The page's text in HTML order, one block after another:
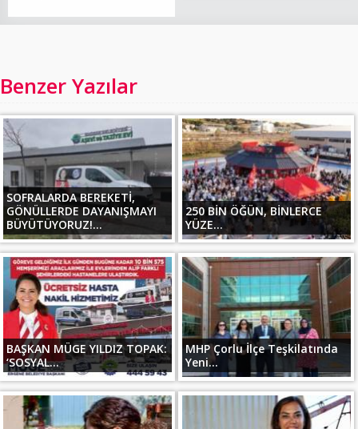
Benzer Yazılar
SOFRALARDA BEREKETİ,
GÖNÜLLERDE DAYANIŞMAYI
BÜYÜTÜYORUZ!...
250 BİN ÖĞÜN, BİNLERCE
YÜZE...
BAŞKAN MÜGE YILDIZ TOPAK:
‘SOSYAL...
MHP Çorlu İlçe Teşkilatında
Yeni...